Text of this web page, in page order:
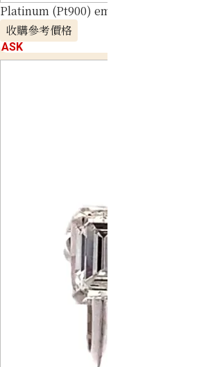
Platinum (Pt900) emerald earrings
收購參考價格
ASK